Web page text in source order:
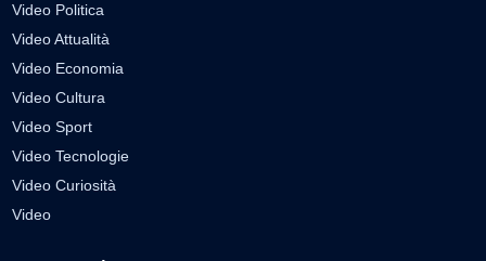
Video Politica
Video Attualità
Video Economia
Video Cultura
Video Sport
Video Tecnologie
Video Curiosità
Video